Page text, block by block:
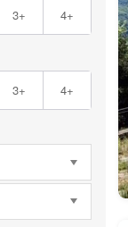
3+ 4+
3+ 4+